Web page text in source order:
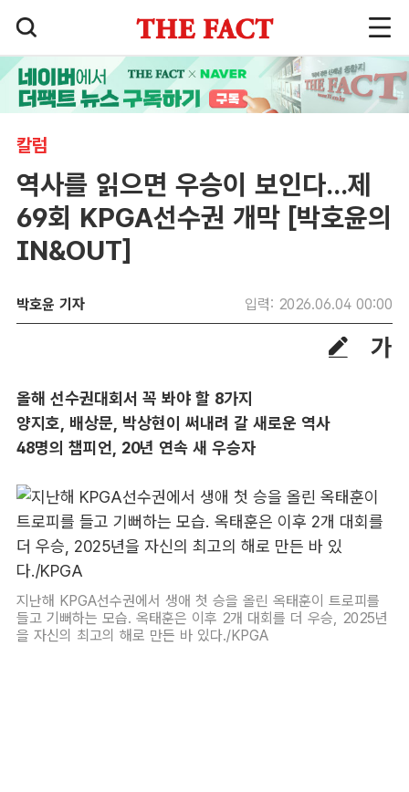
칼럼
역사를 읽으면 우승이 보인다...제
69회 KPGA선수권 개막 [박호윤의
IN&OUT]
박호윤 기자 입력: 2026.06.04 00:00
올해 선수권대회서 꼭 봐야 할 8가지
양지호, 배상문, 박상현이 써내려 갈 새로운 역사
48명의 챔피언, 20년 연속 새 우승자
지난해 KPGA선수권에서 생애 첫 승을 올린 옥태훈이 트로피를
들고 기뻐하는 모습. 옥태훈은 이후 2개 대회를 더 우승, 2025년
을 자신의 최고의 해로 만든 바 있다./KPGA